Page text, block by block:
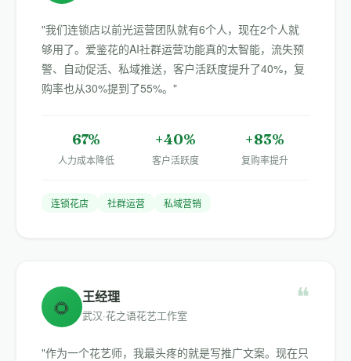
"我们连锁店以前光运营团队就有6个人，现在2个人就
够用了。爱鉴花的AI社群运营功能真的太智能，流失预
警、自动促活、私域推送，客户活跃度提升了40%，复
购率也从30%提到了55%。"
67%
人力成本降低
+40%
客户活跃度
+83%
复购率提升
连锁花店 社群运营 私域营销
🌻 王经理
武汉·花之语花艺工作室
❝
"作为一个花艺师，我最头疼的就是写推广文案。现在只